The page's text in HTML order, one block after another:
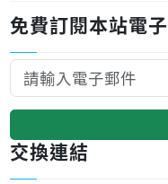
免費訂閱本站電
交換連結